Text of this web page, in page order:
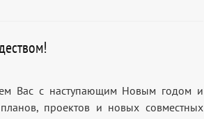
Вас с наступающим Новым годом и
проектов и новых совместных